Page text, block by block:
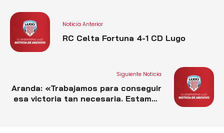
Noticia Anterior
RC Celta Fortuna 4-1 CD Lugo
Siguiente Noticia
Aranda: «Trabajamos para conseguir
esa victoria tan necesaria. Estamos